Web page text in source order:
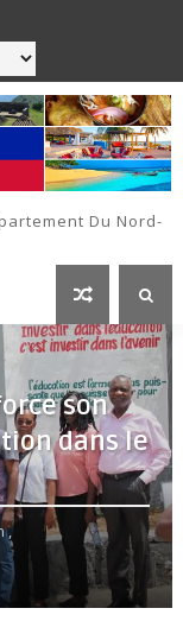
Du Nord-
son
dans le
,